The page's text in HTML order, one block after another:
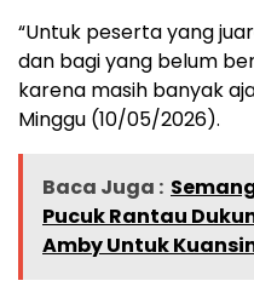
“Untuk peserta yang
dan bagi yang belum
karena masih banyak
Minggu (10/05/2026).
Baca Juga :
Pucuk Rantau
Amby Untuk